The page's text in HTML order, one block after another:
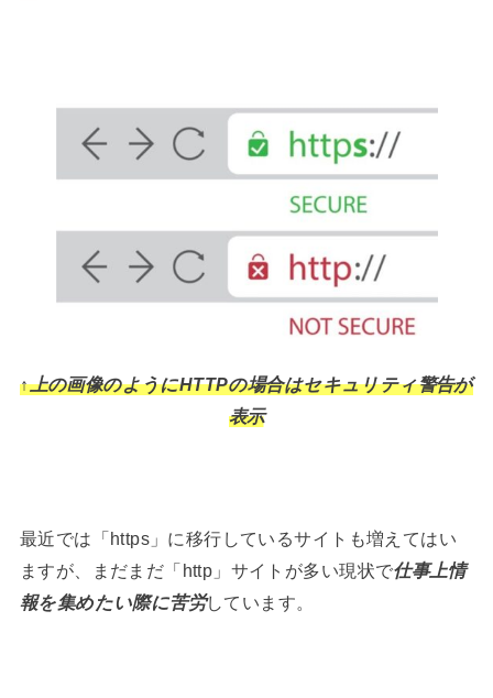
↑上の画像のようにHTTPの場合はセキュリティ警告が
表示
最近では「https」に移行しているサイトも増えてはい
ますが、まだまだ「http」サイトが多い現状で仕事上情
報を集めたい際に苦労しています。